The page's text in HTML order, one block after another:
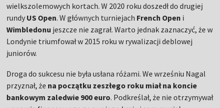
wielkszolemowych kortach. W 2020 roku doszedł do drugiej
rundy US Open. W głównych turniejach French Open i
Wimbledonu jeszcze nie zagrał. Warto jednak zaznaczyć, że w
Londynie triumfował w 2015 roku w rywalizacji deblowej
juniorów.
Droga do sukcesu nie była usłana różami. We wrześniu Nagal
przyznał, że na początku zeszłego roku miał na koncie
bankowym zaledwie 900 euro. Podkreślał, że nie otrzymywał